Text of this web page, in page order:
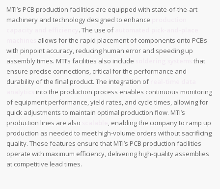
MTI’s PCB production facilities are equipped with state-of-the-art
machinery and technology designed to enhance
. The use of
allows for the rapid placement of components onto PCBs
with pinpoint accuracy, reducing human error and speeding up
assembly times. MTI’s facilities also include
that
ensure precise connections, critical for the performance and
durability of the final product. The integration of
into the production process enables continuous monitoring
of equipment performance, yield rates, and cycle times, allowing for
quick adjustments to maintain optimal production flow. MTI’s
production lines are also
, enabling the company to ramp up
production as needed to meet high-volume orders without sacrificing
quality. These features ensure that MTI’s PCB production facilities
operate with maximum efficiency, delivering high-quality assemblies
at competitive lead times.